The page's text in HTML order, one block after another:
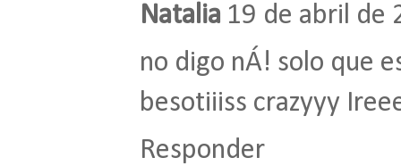
Natalia 19 de abril de
no digo nÁ! solo que
besotiiiss crazyyy
Responder